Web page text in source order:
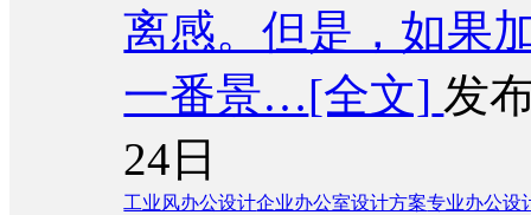
离感。但是，如果
一番景…[全文] 发
24日
工业风办公设计企业办公室设计方案专业办公设